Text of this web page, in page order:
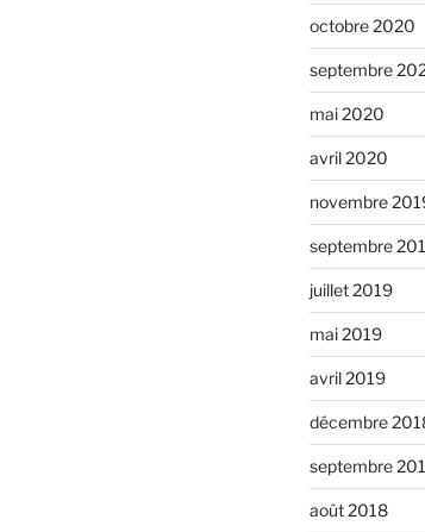
octobre 2020
septembre
mai 2020
avril 2020
novembre
septembre
juillet 2019
mai 2019
avril 2019
décembre
septembre
août 2018